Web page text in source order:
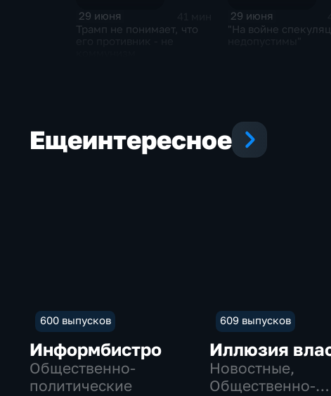
29 июня
Трамп не понимает, что
29 июня
"На войне
Ещеинтересное
600 выпусков
Информбистро
Общественно-
политические
609 выпусков
Иллюзия
Новостные,
Общественно-